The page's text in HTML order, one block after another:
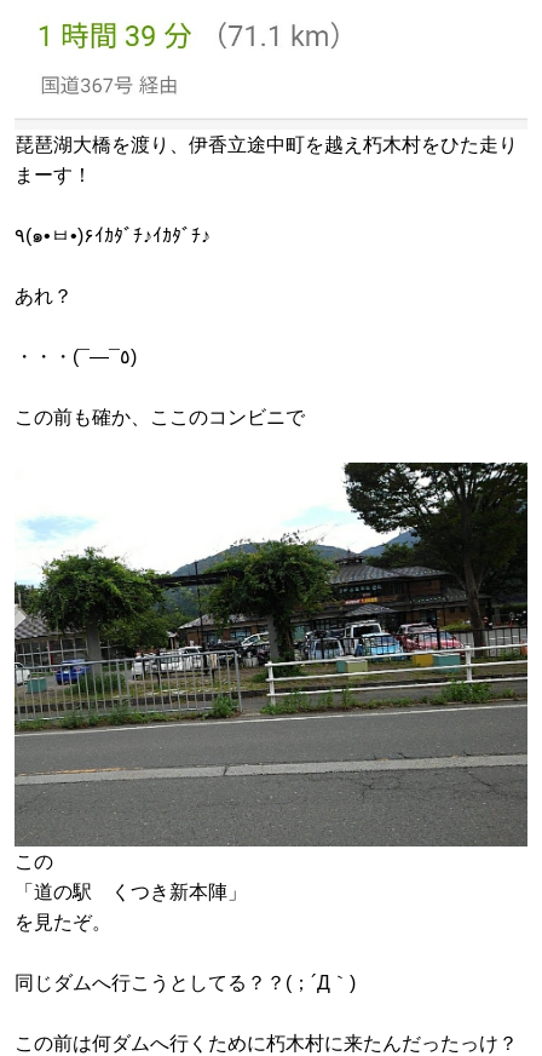
琵琶湖大橋を渡り、伊香立途中町を越え朽木村をひた走り
まーす！
٩(๑•ㅂ•)۶ｲｶﾀﾞﾁ♪ｲｶﾀﾞﾁ♪
あれ？
・・・(¯―¯٥)
この前も確か、ここのコンビニで
この
「道の駅 くつき新本陣」
を見たぞ。
同じダムへ行こうとしてる？？(；´Д｀)
この前は何ダムへ行くために朽木村に来たんだったっけ？